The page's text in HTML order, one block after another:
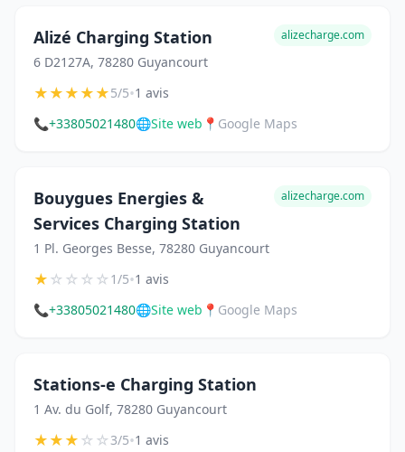
Alizé Charging Station
6 D2127A, 78280 Guyancourt
alizecharge.com
★★★★★5/5•1 avis
📞+33805021480🌐Site web 📍 Google Maps
Bouygues Energies &
Services Charging Station
1 Pl. Georges Besse, 78280 Guyancourt
alizecharge.com
★☆☆☆☆1/5•1 avis
📞+33805021480🌐Site web 📍 Google Maps
Stations-e Charging Station
1 Av. du Golf, 78280 Guyancourt
★★★☆☆3/5•1 avis